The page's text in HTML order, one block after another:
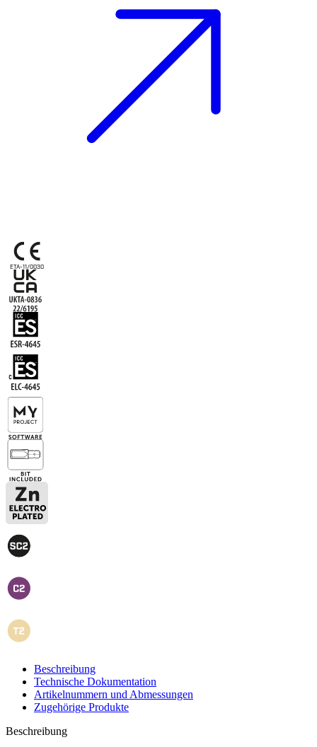
ETA-11/0030
Beschreibung
Technische Dokumentation
Artikelnummern und Abmessungen
Zugehörige Produkte
Beschreibung